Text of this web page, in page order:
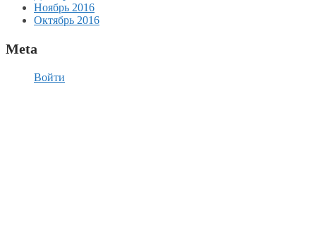
Ноябрь 2016
Октябрь 2016
Meta
Войти